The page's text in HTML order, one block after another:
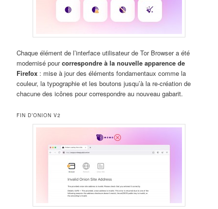
Chaque élément de l’interface utilisateur de Tor Browser a été
modernisé pourcorrespondre à la nouvelle apparence de
Firefox : mise à jour des éléments fondamentaux comme la
couleur, la typographie et les boutons jusqu’à la re-création de
chacune des icônes pour correspondre au nouveau gabarit.
FIN D’ONION V2